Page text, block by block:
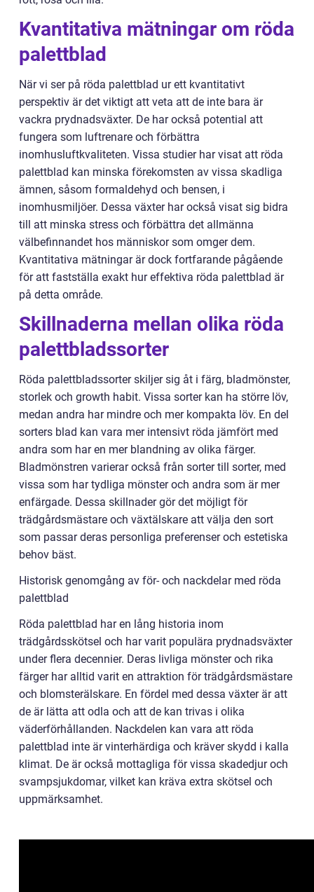
Kvantitativa mätningar om röda
palettblad
När vi ser på röda palettblad ur ett kvantitativt
perspektiv är det viktigt att veta att de inte bara är
vackra prydnadsväxter. De har också potential att
fungera som luftrenare och förbättra
inomhusluftkvaliteten. Vissa studier har visat att röda
palettblad kan minska förekomsten av vissa skadliga
ämnen, såsom formaldehyd och bensen, i
inomhusmiljöer. Dessa växter har också visat sig bidra
till att minska stress och förbättra det allmänna
välbefinnandet hos människor som omger dem.
Kvantitativa mätningar är dock fortfarande pågående
för att fastställa exakt hur effektiva röda palettblad är
på detta område.
Skillnaderna mellan olika röda
palettbladssorter
Röda palettbladssorter skiljer sig åt i färg, bladmönster,
storlek och growth habit. Vissa sorter kan ha större löv,
medan andra har mindre och mer kompakta löv. En del
sorters blad kan vara mer intensivt röda jämfört med
andra som har en mer blandning av olika färger.
Bladmönstren varierar också från sorter till sorter, med
vissa som har tydliga mönster och andra som är mer
enfärgade. Dessa skillnader gör det möjligt för
trädgårdsmästare och växtälskare att välja den sort
som passar deras personliga preferenser och estetiska
behov bäst.
Historisk genomgång av för- och nackdelar med röda
palettblad
Röda palettblad har en lång historia inom
trädgårdsskötsel och har varit populära prydnadsväxter
under flera decennier. Deras livliga mönster och rika
färger har alltid varit en attraktion för trädgårdsmästare
och blomsterälskare. En fördel med dessa växter är att
de är lätta att odla och att de kan trivas i olika
väderförhållanden. Nackdelen kan vara att röda
palettblad inte är vinterhärdiga och kräver skydd i kalla
klimat. De är också mottagliga för vissa skadedjur och
svampsjukdomar, vilket kan kräva extra skötsel och
uppmärksamhet.